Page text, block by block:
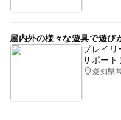
屋内外の様々な遊具で遊び
プレイリ
サポート
愛知県